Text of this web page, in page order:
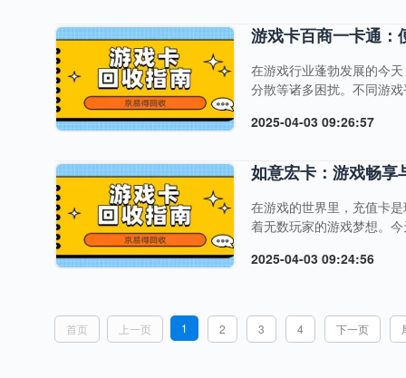
验。 购买与激活，轻松便
填写相关信息....
游戏卡百商一卡通：
在游戏行业蓬勃发展的今
分散等诸多困扰。不同游
取。而对于游戏商家而言
案。而京易得回收平台，
持。一、百商一卡通：游
2025-04-03 09:26:57
如意宏卡：游戏畅享
在游戏的世界里，充值卡
着无数玩家的游戏梦想。
极为广泛，涵盖了众多主
进一步沉浸在游戏文化的....
2025-04-03 09:24:56
首页 上一页 1 2 3 4 下一页